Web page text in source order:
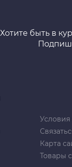
Хотите быть в
Карта
Товары